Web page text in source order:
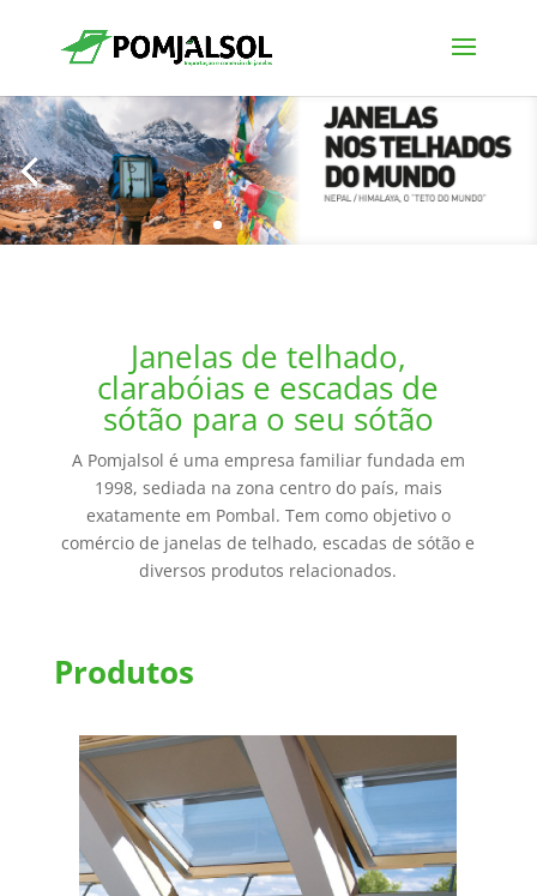
Janelas de telhado,
clarabóias e escadas de
sótão para o seu sótão
A Pomjalsol é uma empresa familiar fundada em
1998, sediada na zona centro do país, mais
exatamente em Pombal. Tem como objetivo o
comércio de janelas de telhado, escadas de sótão e
diversos produtos relacionados.
Produtos